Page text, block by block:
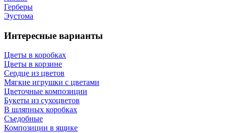
Герберы
Эустома
Интересные варианты
Цветы в коробках
Цветы в корзине
Сердце из цветов
Мягкие игрушки с цветами
Цветочные композиции
Букеты из сухоцветов
В шляпных коробках
Съедобные
Композиции в ящике